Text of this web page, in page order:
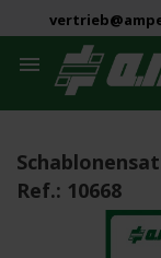

Ref.: 10668